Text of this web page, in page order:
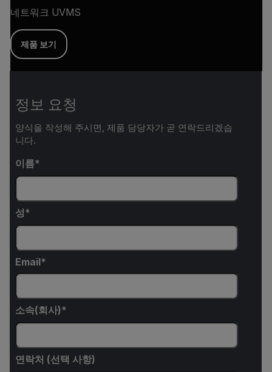
네트워크 UVMS
제품 보기
정보 요청
양식을 작성해 주시면, 제품 담당자가 곧 연락드리겠습
니다.
이름
성
Email
소속(회사)
연락처 (선택 사항)